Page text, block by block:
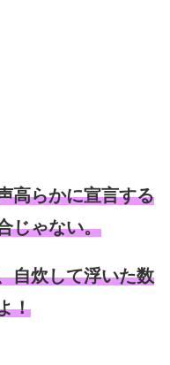
高らかに宣言する
じゃない。
自炊して浮いた数
！